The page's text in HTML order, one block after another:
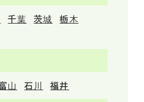
千葉 茨城
栃木
山 石川 福井